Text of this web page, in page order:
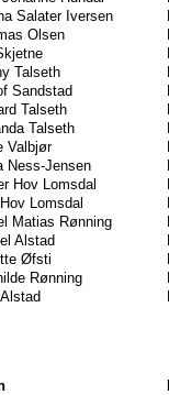
Salater Iversen
Olsen
Talseth
Sandstad
Talseth
Talseth
Valbjør
Ness-Jensen
Hov Lomsdal
Lomsdal
Matias Rønning
Alstad
Øfsti
Rønning